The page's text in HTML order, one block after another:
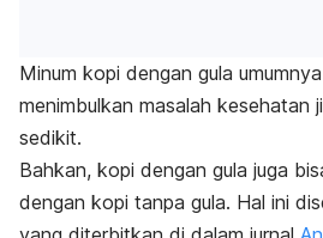
Minum kopi dengan gula
menimbulkan masalah kesehatan
sedikit.
Bahkan, kopi dengan gula juga
dengan kopi tanpa gula. Hal ini